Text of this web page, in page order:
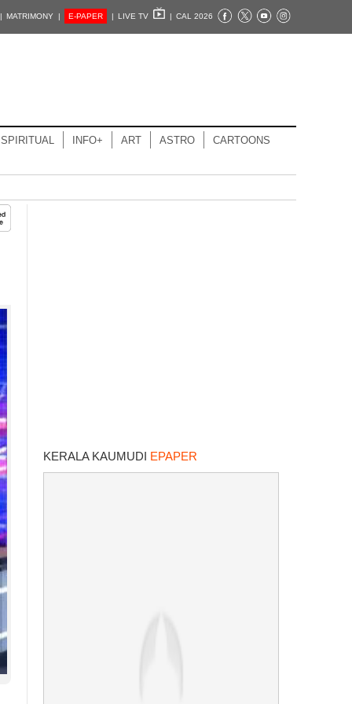
MATRIMONY | E-PAPER | LIVE TV | CAL 2026
SPIRITUAL INFO+ ART ASTRO CARTOONS
KERALA KAUMUDI EPAPER